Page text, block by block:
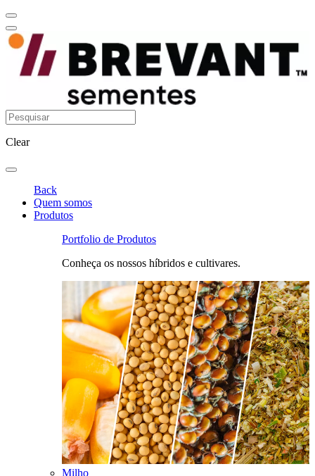
Clear
Back
Quem somos
Produtos
Portfolio de Produtos
Conheça os nossos híbridos e cultivares.
Milho